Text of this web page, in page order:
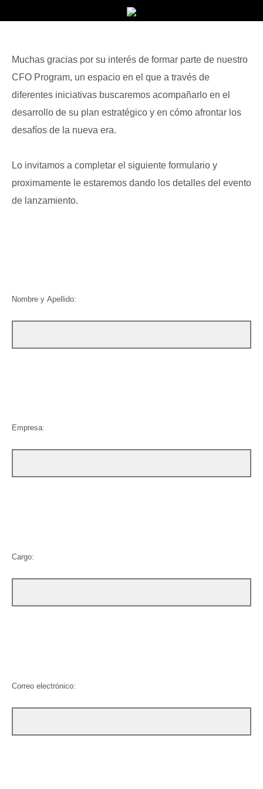
Muchas gracias por su interés de formar parte de nuestro
CFO Program, un espacio en el que a través de
diferentes iniciativas buscaremos acompañarlo en el
desarrollo de su plan estratégico y en cómo afrontar los
desafíos de la nueva era.
Lo invitamos a completar el siguiente formulario y
proximamente le estaremos dando los detalles del evento
de lanzamiento.
Nombre y Apellido:
Empresa:
Cargo:
Correo electrónico: